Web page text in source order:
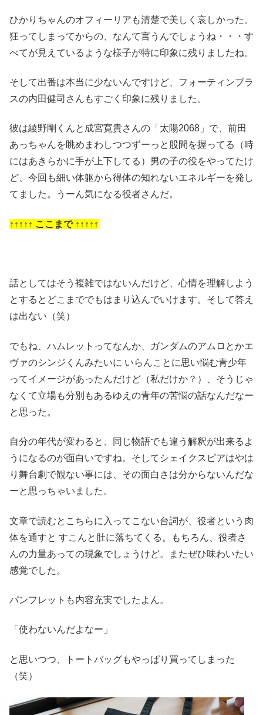
ひかりちゃんのオフィーリアも清楚で美しく哀しかった。
狂ってしまってからの、なんて言うんでしょうね・・・す
べてが見えているような様子が特に印象に残りましたね。
そして出番は本当に少ないんですけど、フォーティンブラ
スの内田健司さんもすごく印象に残りました。
彼は綾野剛くんと成宮寛貴さんの「太陽2068」で、前田
あっちゃんを眺めまわしつつずーっと股間を握ってる（時
にはあきらかに手が上下してる）男の子の役をやってたけ
ど、今回も細い体躯から得体の知れないエネルギーを発し
てました。うーん気になる役者さんだ。
↑↑↑↑↑ ここまで ↑↑↑↑↑
話としてはそう複雑ではないんだけど、心情を理解しよう
とするとどこまででもはまり込んでいけます。そして答え
は出ない（笑）
でもね、ハムレットってなんか、ガンダムのアムロとかエ
ヴァのシンジくんみたいに いらんことに思い悩む青少年
ってイメージがあったんだけど（私だけか？）、そうじゃ
なくて立場も分別もあるゆえの青年の苦悩の話なんだなー
と思った。
自分の年代が変わると、同じ物語でも違う解釈が出来るよ
うになるのが面白いですね。そしてシェイクスピアはやは
り舞台劇で観ない事には、その面白さは分からないんだな
ーと思っちゃいました。
文章で読むとこちらに入ってこない台詞が、役者という肉
体を通すと すこんと肚に落ちてくる。もちろん、役者さ
んの力量あっての現象でしょうけど。またぜひ味わいたい
感覚でした。
パンフレットも内容充実でしたよん。
「使わないんだよなー」
と思いつつ、トートバッグもやっぱり買ってしまった
（笑）